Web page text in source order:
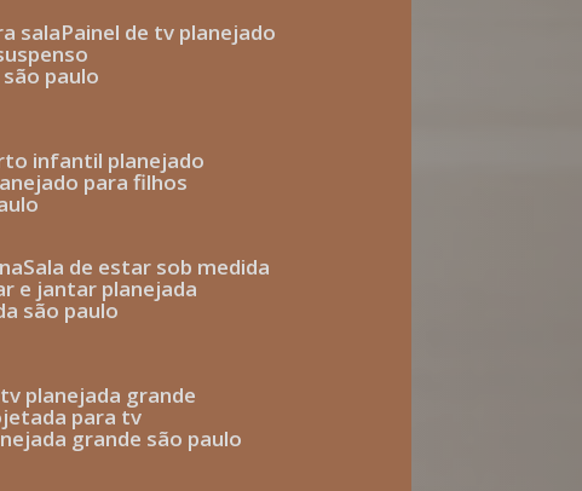
sala painel de tv planejado
são paulo
infantil planejado
para filhos
sala de estar sob medida
e jantar planejada
são paulo
tv planejada grande
para tv
grande são paulo